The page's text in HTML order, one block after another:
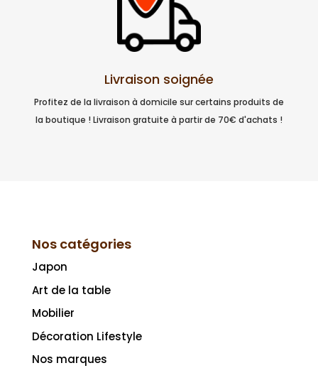
Livraison soignée
Profitez de la livraison à domicile sur certains produits de
la boutique ! Livraison gratuite à partir de 70€ d'achats !
Nos catégories
Japon
Art de la table
Mobilier
Décoration Lifestyle
Nos marques